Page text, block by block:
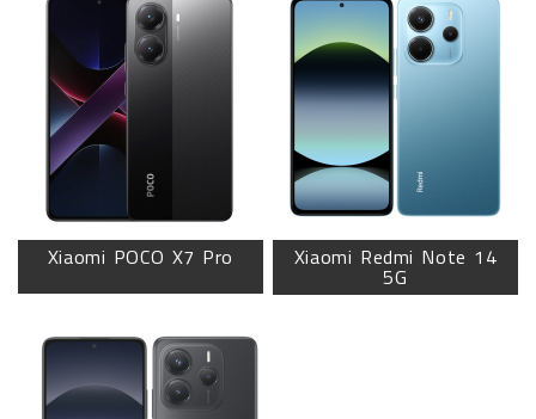
Xiaomi Redmi Note 14
5G
Xiaomi POCO X7 Pro